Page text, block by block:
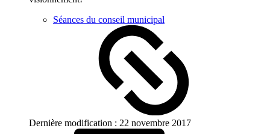
Séances du conseil municipal
Dernière modification : 22 novembre 2017